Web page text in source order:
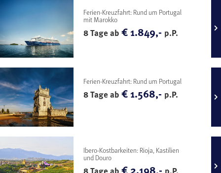
Ferien-Kreuzfahrt: Rund um Portugal
mit Marokko
8 Tage ab€ 1.849,- p.P.
Ferien-Kreuzfahrt: Rund um Portugal
8 Tage ab€ 1.568,- p.P.
Ibero-Kostbarkeiten: Rioja, Kastilien
und Douro
€ 2.198,-